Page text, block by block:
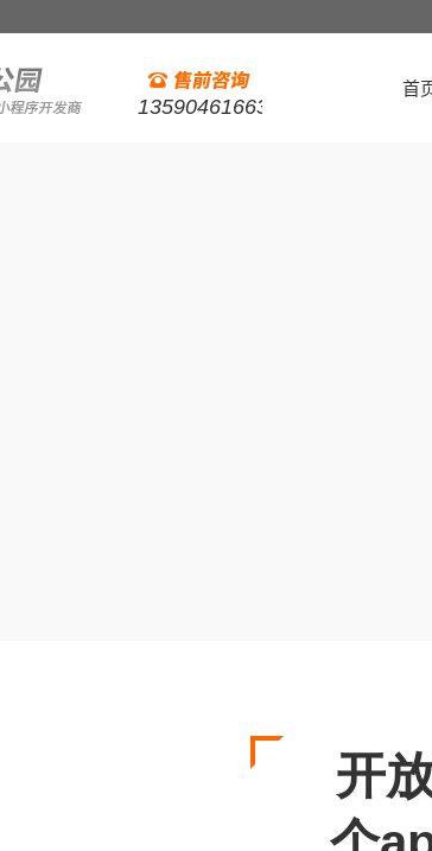
13590461663
首
开